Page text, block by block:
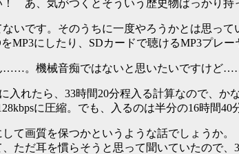
あ、気がつくとそういう歴史物ばっかり持
いです。そのうちに一度やろうかとは思って
MP3にしたり、SDカードで聴けるMP3プレ
。機械音痴ではないと思いたいですけど
入れたら、33時間20分程入る計算なので、
に圧縮。でも、入るのは半分の16時間40
て画質を保つかというような話でしょうか。
ただ耳を慣らそうと思って聞いていたので